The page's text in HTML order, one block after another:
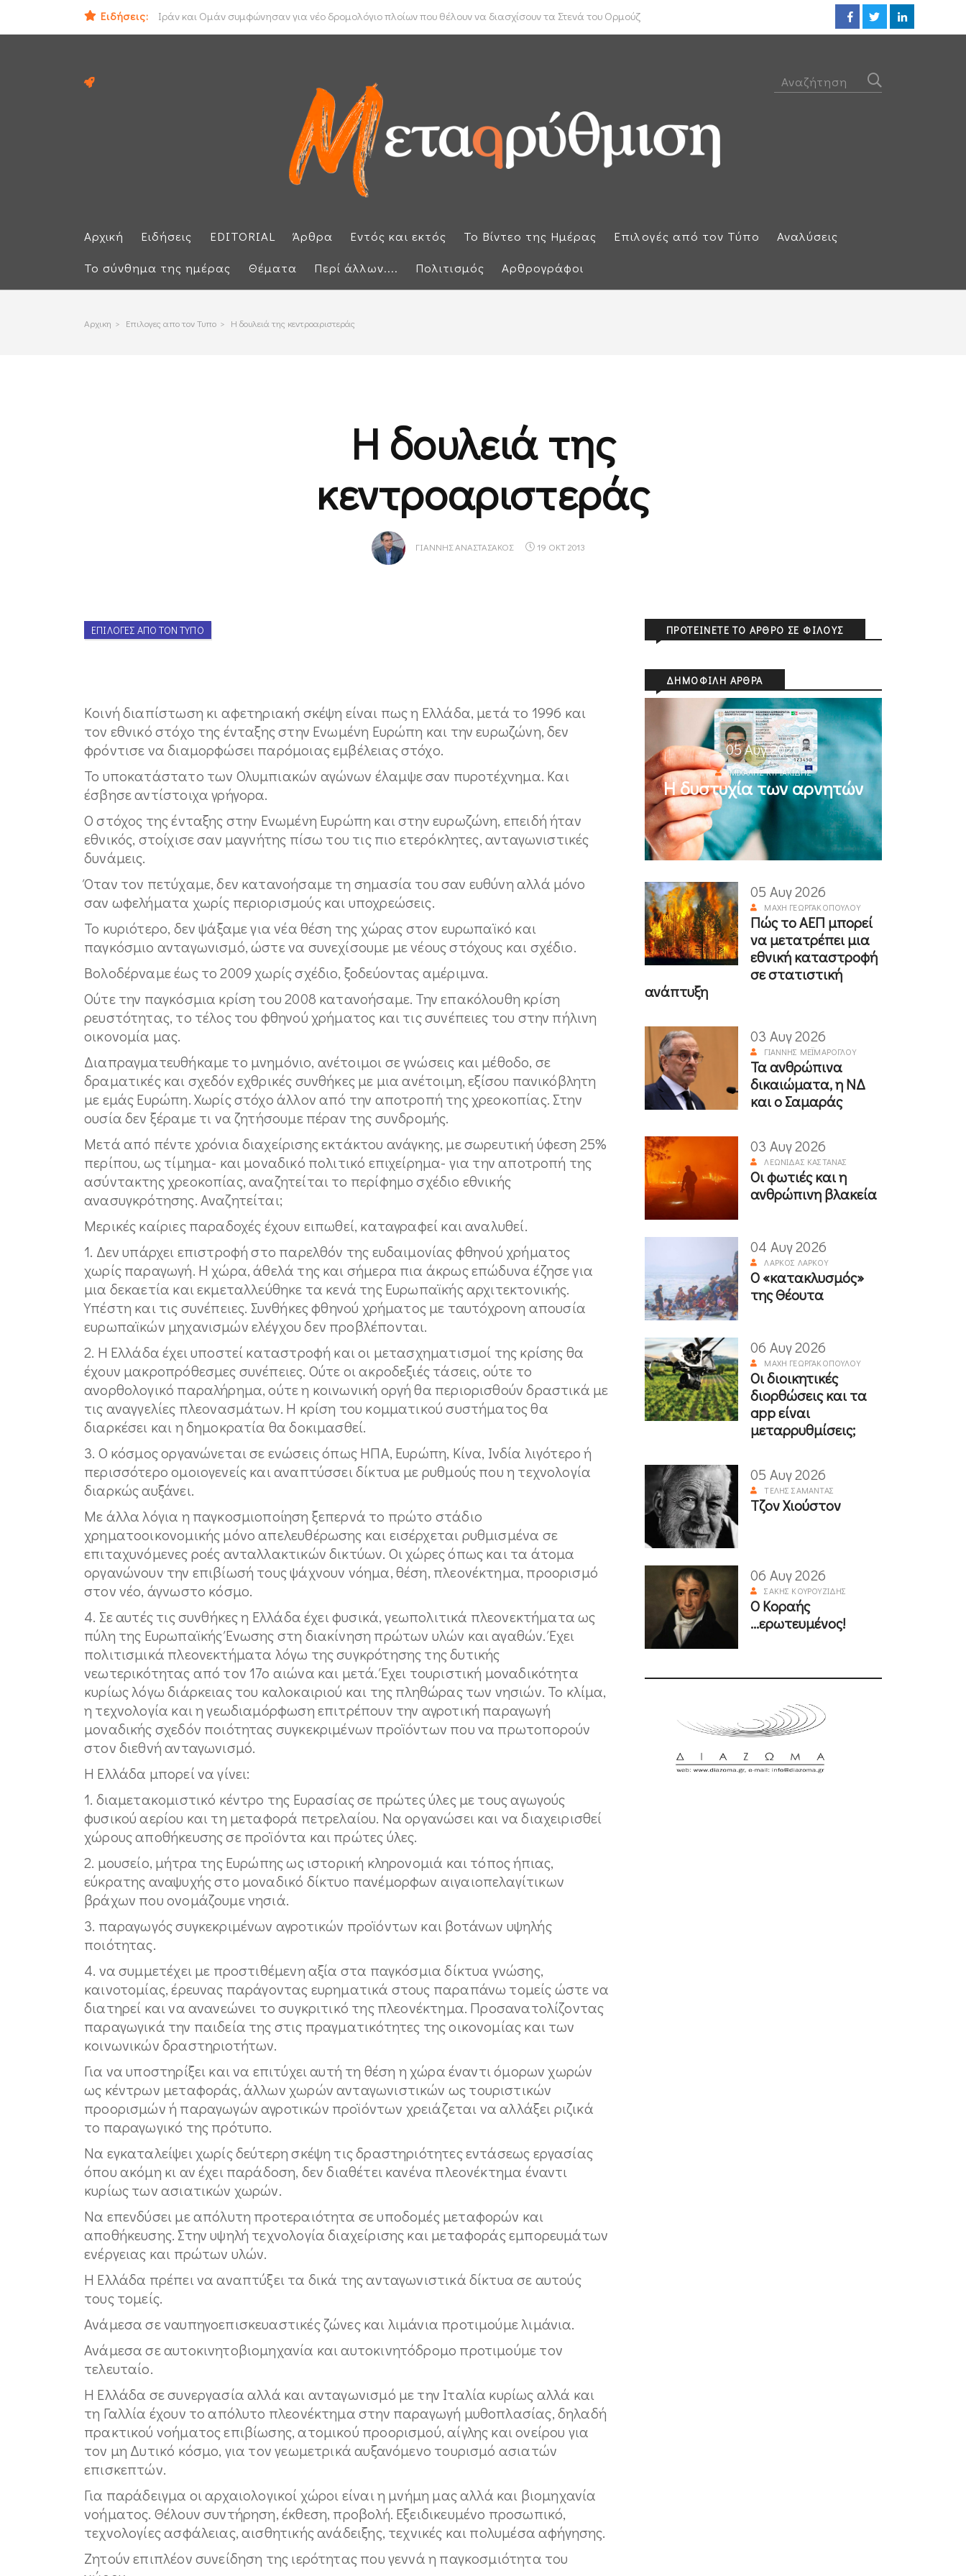
Ειδήσεις:
Ιράν και Ομάν συμφώνησαν για νέο δρομολόγιο πλοίων που θέλουν να διασχίσουν τα Στενά του Ορμούζ
Ηλεκτρική διασύνδεση Ελλάδας - Κύπρου: «Έπεσαν» οι υπογραφές με τον γαλλικό κολοσσό Meridiam ΕΕ: Αλληλεγγύη στην
Αρχική Ειδήσεις EDITORIAL Άρθρα Εντός και εκτός Το Βίντεο της Ημέρας Επιλογές από τον Τύπο
Αναλύσεις
Το σύνθημα της ημέρας
Θέματα Περί άλλων.... Πολιτισμός Αρθρογράφοι
Αρχικη > Επιλογες απο τον Τυπο > Η δουλειά της κεντροαριστεράς
Η δουλειά της
κεντροαριστεράς
ΓΙΆΝΝΗΣ ΑΝΑΣΤΑΣΆΚΟΣ 19 ΟΚΤ 2013
ΕΠΙΛΟΓΈΣ ΑΠΌ ΤΟΝ ΤΎΠΟ
Κοινή διαπίστωση κι αφετηριακή σκέψη είναι πως η Ελλάδα, μετά το 1996 και
τον εθνικό στόχο της ένταξης στην Ενωμένη Ευρώπη και την ευρωζώνη, δεν
φρόντισε να διαμορφώσει παρόμοιας εμβέλειας στόχο.
Το υποκατάστατο των Ολυμπιακών αγώνων έλαμψε σαν πυροτέχνημα. Και
έσβησε αντίστοιχα γρήγορα.
Ο στόχος της ένταξης στην Ενωμένη Ευρώπη και στην ευρωζώνη, επειδή ήταν
εθνικός, στοίχισε σαν μαγνήτης πίσω του τις πιο ετερόκλητες, ανταγωνιστικές
δυνάμεις.
Όταν τον πετύχαμε, δεν κατανοήσαμε τη σημασία του σαν ευθύνη αλλά μόνο
σαν ωφελήματα χωρίς περιορισμούς και υποχρεώσεις.
Το κυριότερο, δεν ψάξαμε για νέα θέση της χώρας στον ευρωπαϊκό και
παγκόσμιο ανταγωνισμό, ώστε να συνεχίσουμε με νέους στόχους και σχέδιο.
Βολοδέρναμε έως το 2009 χωρίς σχέδιο, ξοδεύοντας αμέριμνα.
Ούτε την παγκόσμια κρίση του 2008 κατανοήσαμε. Την επακόλουθη κρίση
ρευστότητας, το τέλος του φθηνού χρήματος και τις συνέπειες του στην πήλινη
οικονομία μας.
Διαπραγματευθήκαμε το μνημόνιο, ανέτοιμοι σε γνώσεις και μέθοδο, σε
δραματικές και σχεδόν εχθρικές συνθήκες με μια ανέτοιμη, εξίσου πανικόβλητη
με εμάς Ευρώπη. Χωρίς στόχο άλλον από την αποτροπή της χρεοκοπίας. Στην
ουσία δεν ξέραμε τι να ζητήσουμε πέραν της συνδρομής.
Μετά από πέντε χρόνια διαχείρισης εκτάκτου ανάγκης, με σωρευτική ύφεση 25%
περίπου, ως τίμημα- και μοναδικό πολιτικό επιχείρημα- για την αποτροπή της
ασύντακτης χρεοκοπίας, αναζητείται το περίφημο σχέδιο εθνικής
ανασυγκρότησης. Αναζητείται;
Μερικές καίριες παραδοχές έχουν ειπωθεί, καταγραφεί και αναλυθεί.
1. Δεν υπάρχει επιστροφή στο παρελθόν της ευδαιμονίας φθηνού χρήματος
χωρίς παραγωγή. Η χώρα, άθελά της και σήμερα πια άκρως επώδυνα έζησε για
μια δεκαετία και εκμεταλλεύθηκε τα κενά της Ευρωπαϊκής αρχιτεκτονικής.
Υπέστη και τις συνέπειες. Συνθήκες φθηνού χρήματος με ταυτόχρονη απουσία
ευρωπαϊκών μηχανισμών ελέγχου δεν προβλέπονται.
2. Η Ελλάδα έχει υποστεί καταστροφή και οι μετασχηματισμοί της κρίσης θα
έχουν μακροπρόθεσμες συνέπειες. Ούτε οι ακροδεξιές τάσεις, ούτε το
ανορθολογικό παραλήρημα, ούτε η κοινωνική οργή θα περιορισθούν δραστικά με
τις αναγγελίες πλεονασμάτων. Η κρίση του κομματικού συστήματος θα
διαρκέσει και η δημοκρατία θα δοκιμασθεί.
3. Ο κόσμος οργανώνεται σε ενώσεις όπως ΗΠΑ, Ευρώπη, Κίνα, Ινδία λιγότερο ή
περισσότερο ομοιογενείς και αναπτύσσει δίκτυα με ρυθμούς που η τεχνολογία
διαρκώς αυξάνει.
Με άλλα λόγια η παγκοσμιοποίηση ξεπερνά το πρώτο στάδιο
χρηματοοικονομικής μόνο απελευθέρωσης και εισέρχεται ρυθμισμένα σε
επιταχυνόμενες ροές ανταλλακτικών δικτύων. Οι χώρες όπως και τα άτομα
οργανώνουν την επιβίωσή τους ψάχνουν νόημα, θέση, πλεονέκτημα, προορισμό
στον νέο, άγνωστο κόσμο.
4. Σε αυτές τις συνθήκες η Ελλάδα έχει φυσικά, γεωπολιτικά πλεονεκτήματα ως
πύλη της Ευρωπαϊκής Ένωσης στη διακίνηση πρώτων υλών και αγαθών. Έχει
πολιτισμικά πλεονεκτήματα λόγω της συγκρότησης της δυτικής
νεωτερικότητας από τον 17ο αιώνα και μετά. Έχει τουριστική μοναδικότητα
κυρίως λόγω διάρκειας του καλοκαιριού και της πληθώρας των νησιών. Το κλίμα,
η τεχνολογία και η γεωδιαμόρφωση επιτρέπουν την αγροτική παραγωγή
μοναδικής σχεδόν ποιότητας συγκεκριμένων προϊόντων που να πρωτοπορούν
στον διεθνή ανταγωνισμό.
Η Ελλάδα μπορεί να γίνει:
1. διαμετακομιστικό κέντρο της Ευρασίας σε πρώτες ύλες με τους αγωγούς
φυσικού αερίου και τη μεταφορά πετρελαίου. Να οργανώσει και να διαχειρισθεί
χώρους αποθήκευσης σε προϊόντα και πρώτες ύλες.
2. μουσείο, μήτρα της Ευρώπης ως ιστορική κληρονομιά και τόπος ήπιας,
εύκρατης αναψυχής στο μοναδικό δίκτυο πανέμορφων αιγαιοπελαγίτικων
βράχων που ονομάζουμε νησιά.
3. παραγωγός συγκεκριμένων αγροτικών προϊόντων και βοτάνων υψηλής
ποιότητας.
4. να συμμετέχει με προστιθέμενη αξία στα παγκόσμια δίκτυα γνώσης,
καινοτομίας, έρευνας παράγοντας ευρηματικά στους παραπάνω τομείς ώστε να
διατηρεί και να ανανεώνει το συγκριτικό της πλεονέκτημα. Προσανατολίζοντας
παραγωγικά την παιδεία της στις πραγματικότητες της οικονομίας και των
κοινωνικών δραστηριοτήτων.
Για να υποστηρίξει και να επιτύχει αυτή τη θέση η χώρα έναντι όμορων χωρών
ως κέντρων μεταφοράς, άλλων χωρών ανταγωνιστικών ως τουριστικών
προορισμών ή παραγωγών αγροτικών προϊόντων χρειάζεται να αλλάξει ριζικά
το παραγωγικό της πρότυπο.
Να εγκαταλείψει χωρίς δεύτερη σκέψη τις δραστηριότητες εντάσεως εργασίας
όπου ακόμη κι αν έχει παράδοση, δεν διαθέτει κανένα πλεονέκτημα έναντι
κυρίως των ασιατικών χωρών.
Να επενδύσει με απόλυτη προτεραιότητα σε υποδομές μεταφορών και
αποθήκευσης. Στην υψηλή τεχνολογία διαχείρισης και μεταφοράς εμπορευμάτων
ενέργειας και πρώτων υλών.
Η Ελλάδα πρέπει να αναπτύξει τα δικά της ανταγωνιστικά δίκτυα σε αυτούς
τους τομείς.
Ανάμεσα σε ναυπηγοεπισκευαστικές ζώνες και λιμάνια προτιμούμε λιμάνια.
Ανάμεσα σε αυτοκινητοβιομηχανία και αυτοκινητόδρομο προτιμούμε τον
τελευταίο.
Η Ελλάδα σε συνεργασία αλλά και ανταγωνισμό με την Ιταλία κυρίως αλλά και
τη Γαλλία έχουν το απόλυτο πλεονέκτημα στην παραγωγή μυθοπλασίας, δηλαδή
πρακτικού νοήματος επιβίωσης, ατομικού προορισμού, αίγλης και ονείρου για
τον μη Δυτικό κόσμο, για τον γεωμετρικά αυξανόμενο τουρισμό ασιατών
επισκεπτών.
Για παράδειγμα οι αρχαιολογικοί χώροι είναι η μνήμη μας αλλά και βιομηχανία
νοήματος. Θέλουν συντήρηση, έκθεση, προβολή. Εξειδικευμένο προσωπικό,
τεχνολογίες ασφάλειας, αισθητικής ανάδειξης, τεχνικές και πολυμέσα αφήγησης.
Ζητούν επιπλέον συνείδηση της ιερότητας που γεννά η παγκοσμιότητα του
ΠΡΟΤΕΊΝΕΤΕ ΤΟ ΆΡΘΡΟ ΣΕ ΦΊΛΟΥΣ
ΔΗΜΟΦΙΛΉ ΆΡΘΡΑ
05 Αυγ 2026
ΜΙΧΆΛΗΣ ΚΥΡΙΑΚΊΔΗΣ
Η δυστυχία των αρνητών
05 Αυγ 2026
ΜΆΧΗ ΓΕΩΡΓΑΚΟΠΟΎΛΟΥ
Πώς το ΑΕΠ μπορεί
να μετατρέπει μια
εθνική καταστροφή
σε στατιστική
ανάπτυξη
03 Αυγ 2026
ΓΙΆΝΝΗΣ ΜΕΪΜΆΡΟΓΛΟΥ
Τα ανθρώπινα
δικαιώματα, η ΝΔ
και ο Σαμαράς
03 Αυγ 2026
ΛΕΩΝΊΔΑΣ ΚΑΣΤΑΝΆΣ
Οι φωτιές και η
ανθρώπινη βλακεία
04 Αυγ 2026
ΛΆΡΚΟΣ ΛΆΡΚΟΥ
Ο «κατακλυσμός»
της Θέουτα
06 Αυγ 2026
ΜΆΧΗ ΓΕΩΡΓΑΚΟΠΟΎΛΟΥ
Οι διοικητικές
διορθώσεις και τα
app είναι
μεταρρυθμίσεις;
05 Αυγ 2026
ΤΈΛΗΣ ΣΑΜΑΝΤΆΣ
Τζον Χιούστον
06 Αυγ 2026
ΣΆΚΗΣ ΚΟΥΡΟΥΖΊΔΗΣ
Ο Κοραής
...ερωτευμένος!